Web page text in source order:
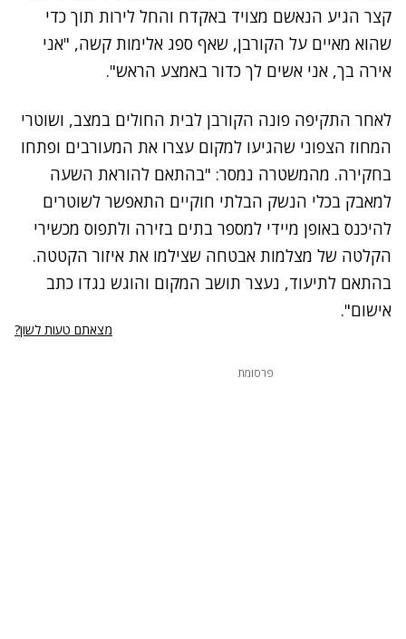
קצר הגיע הנאשם מצויד באקדח והחל לירות תוך כדי
שהוא מאיים על הקורבן, שאף ספג אלימות קשה, "אני
אירה בך, אני אשים לך כדור באמצע הראש".
לאחר התקיפה פונה הקורבן לבית החולים במצב, ושוטרי
המחוז הצפוני שהגיעו למקום עצרו את המעורבים ופתחו
בחקירה. מהמשטרה נמסר: "בהתאם להוראת השעה
למאבק בכלי הנשק הבלתי חוקיים התאפשר לשוטרים
להיכנס באופן מיידי למספר בתים בזירה ולתפוס מכשירי
הקלטה של מצלמות אבטחה שצילמו את איזור הקטטה.
בהתאם לתיעוד, נעצר תושב המקום והוגש נגדו כתב
אישום".
מצאתם טעות לשון?
פרסומת